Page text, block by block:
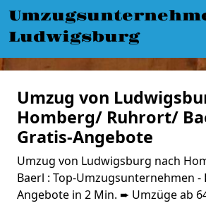
Ludwigsburg
Umzug von
Homberg/ Ruhrort/
Gratis-Angebote
Umzug von Ludwigsburg nach
Baerl : Top-Umzugsunternehmen -
Angebote in 2 Min. ➨ Umzüge ab